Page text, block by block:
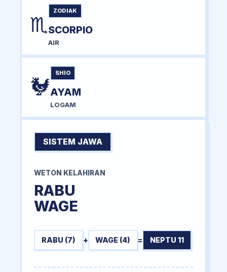
♏
ZODIAK
SCORPIO
AIR
🐓
SHIO
AYAM
LOGAM
SISTEM JAWA
WETON KELAHIRAN
RABU
WAGE
RABU (7) + WAGE (4) = NEPTU 11